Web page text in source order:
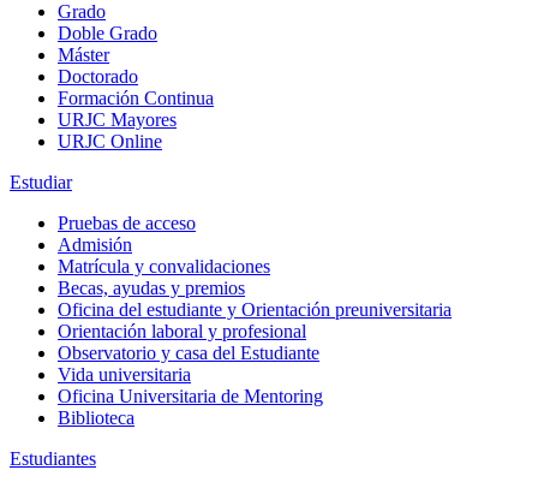
Grado
Doble Grado
Máster
Doctorado
Formación Continua
URJC Mayores
URJC Online
Estudiar
Pruebas de acceso
Admisión
Matrícula y convalidaciones
Becas, ayudas y premios
Oficina del estudiante y Orientación preuniversitaria
Orientación laboral y profesional
Observatorio y casa del Estudiante
Vida universitaria
Oficina Universitaria de Mentoring
Biblioteca
Estudiantes